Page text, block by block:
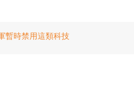
暫時禁用這類科技